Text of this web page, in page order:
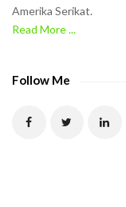
Amerika Serikat.
Read More ...
Follow Me